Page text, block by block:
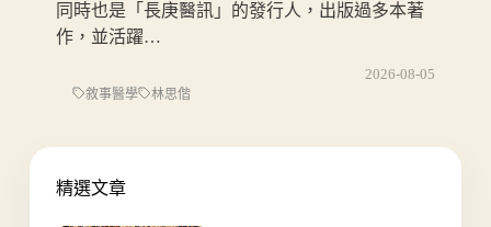
同時也是「長庚醫訊」的發行人，出版過多本著
作，並活躍…
2026-08-05
敘事醫學 林思偕
精選文章